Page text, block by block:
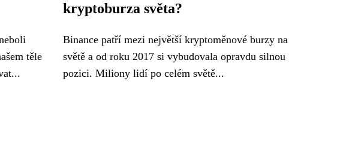
těle
kryptoburza světa?
Binance patří mezi největší kryptoměnové burzy na
světě a od roku 2017 si vybudovala opravdu silnou
pozici. Miliony lidí po celém světě...